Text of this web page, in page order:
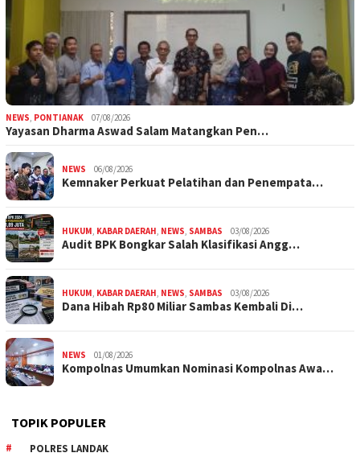
NEWS, PONTIANAK 07/08/2026
Yayasan Dharma Aswad Salam Matangkan Pen…
NEWS 06/08/2026
Kemnaker Perkuat Pelatihan dan Penempata…
HUKUM, KABAR DAERAH, NEWS, SAMBAS 03/08/2026
Audit BPK Bongkar Salah Klasifikasi Angg…
HUKUM, KABAR DAERAH, NEWS, SAMBAS 03/08/2026
Dana Hibah Rp80 Miliar Sambas Kembali Di…
NEWS 01/08/2026
Kompolnas Umumkan Nominasi Kompolnas Awa…
TOPIK POPULER
POLRES LANDAK